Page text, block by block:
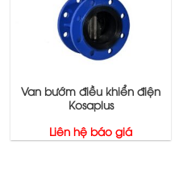
Van bướm điều khiển điện
Kosaplus
Liên hệ báo giá